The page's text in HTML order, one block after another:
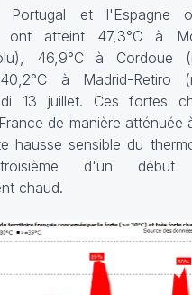
Portugal et l'Espagne
ont atteint 47,3°C à
46,9°C à Cordoue
à Madrid-Retiro
13 juillet. Ces fortes
de manière atténuée
hausse sensible du
d'un début
chaud.